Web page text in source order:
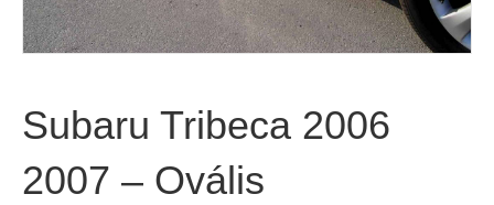
Subaru Tribeca 2006
2007 – Ovális